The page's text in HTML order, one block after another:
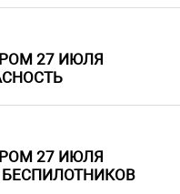
27 ИЮЛЯ
27 ИЮЛЯ
БЕСПИЛОТНИКОВ